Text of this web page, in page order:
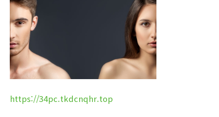
https://34pc.tkdcnqhr.top